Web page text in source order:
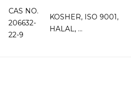
CAS NO.
206632-
22-9
KOSHER, ISO 9001,
HALAL, ...